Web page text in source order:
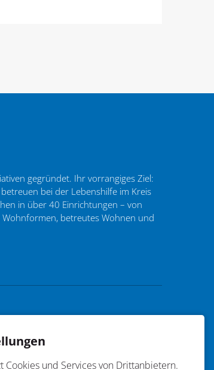
Cookies und Services von Drittanbietern.
gegründet. Ihr vorrangiges Ziel:
bei der Lebenshilfe im Kreis
in über 40 Einrichtungen – von
betreutes Wohnen und